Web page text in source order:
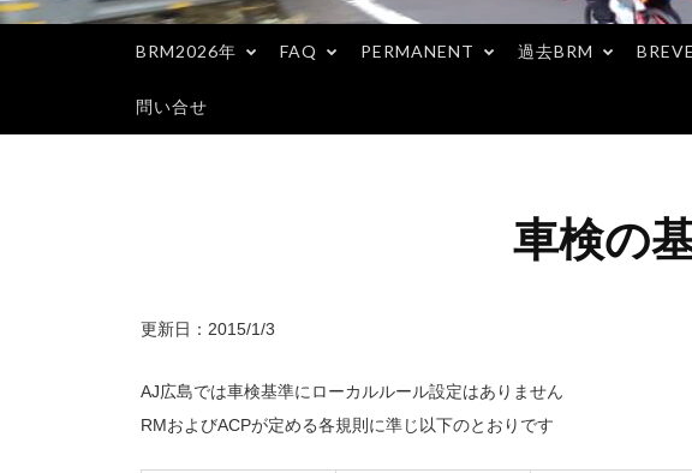
キ
BRM2026年 FAQ PERMANENT 過去BRM
問い合せ
車検の
更新日：2015/1/3
AJ広島では車検基準にローカルルール設定はありません
RMおよびACPが定める各規則に準じ以下のとおりです